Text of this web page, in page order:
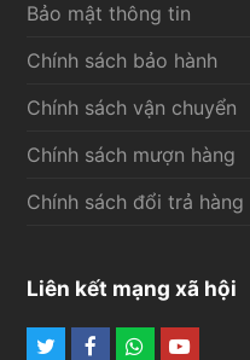
Bảo mật thông tin
Chính sách bảo hành
Chính sách vận chuyển
Chính sách mượn hàng
Chính sách đổi trả hàng
Liên kết mạng xã hội
TwitterFacebook
Whatsapp